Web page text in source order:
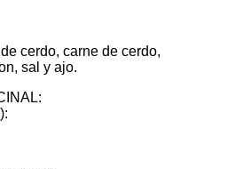
cerdo, carne de cerdo,
sal y ajo.